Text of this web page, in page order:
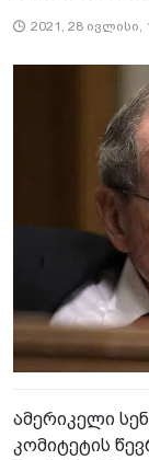
2021, 28 ივლისი,
ამერიკელი
კომიტეტის